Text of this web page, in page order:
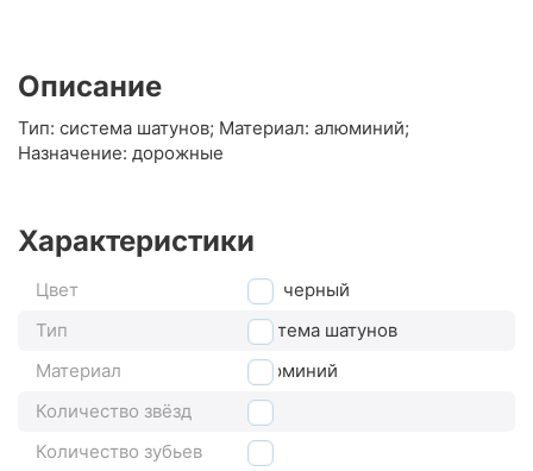
Описание
Тип: система шатунов; Материал: алюминий;
Назначение: дорожные
Характеристики
Цвет
черный
Тип
система шатунов
Материал
алюминий
Количество звёзд
1
Количество зубьев
36